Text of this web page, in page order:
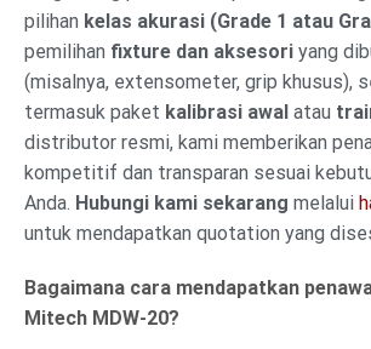
pilihan kelas akurasi (Grade 1 atau
pemilihan fixture dan aksesori yang
(misalnya, extensometer, grip khusus),
termasuk paket kalibrasi awal atau
distributor resmi, kami memberikan
kompetitif dan transparan sesuai
Anda. Hubungi kami sekarang melalui
untuk mendapatkan quotation yang
Bagaimana cara mendapatkan
Mitech MDW-20?